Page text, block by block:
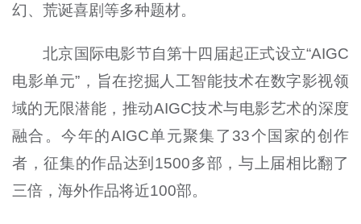
幻、荒诞喜剧等多种题材。
北京国际电影节自第十四届起正式设立“AIGC
电影单元”，旨在挖掘人工智能技术在数字影视领
域的无限潜能，推动AIGC技术与电影艺术的深度
融合。今年的AIGC单元聚集了33个国家的创作
者，征集的作品达到1500多部，与上届相比翻了
三倍，海外作品将近100部。